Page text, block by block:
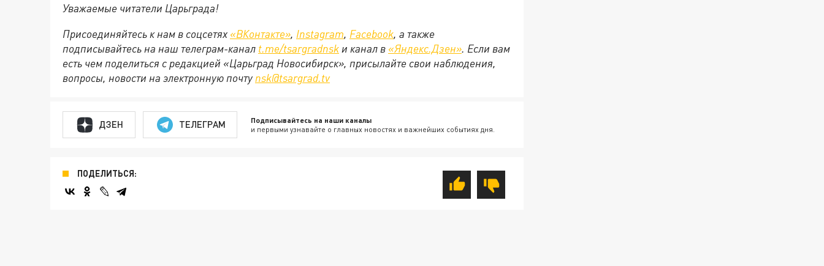
Уважаемые читатели Царьграда!
Присоединяйтесь к нам в соцсетях «ВКонтакте», Instagram, Facebook, а также
подписывайтесь на наш телеграм-канал t.me/tsargradnsk и канал в «Яндекс.Дзен». Если вам
есть чем поделиться с редакцией «Царьград Новосибирск», присылайте свои наблюдения,
вопросы, новости на электронную почту nsk@tsargrad.tv
ДЗЕН ТЕЛЕГРАМ Подписывайтесь на наши каналы
и первыми узнавайте о главных новостях и важнейших событиях дня.
ПОДЕЛИТЬСЯ: